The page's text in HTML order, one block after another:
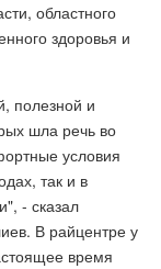
областного
здоровья и
полезной и
шла речь во
условия
так и в
- сказал
В райцентре у
время